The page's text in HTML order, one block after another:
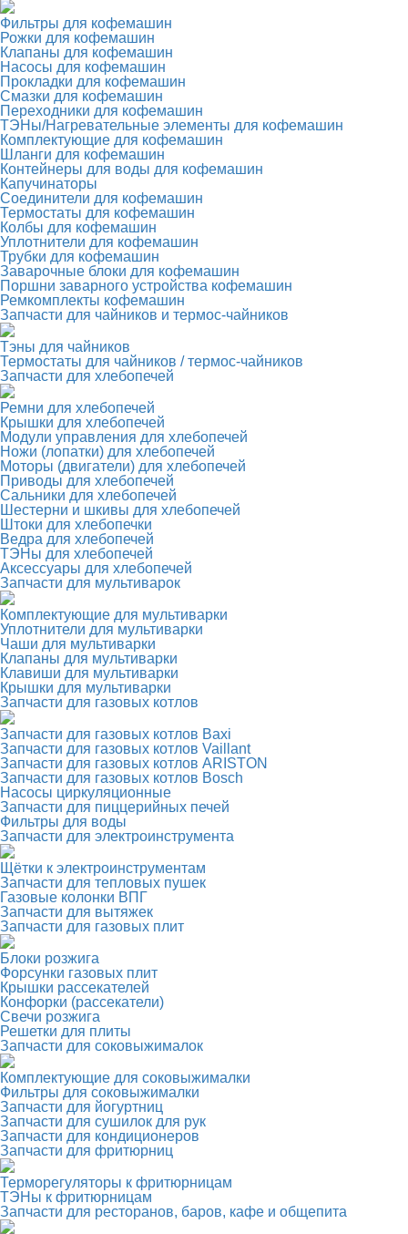
Фильтры для кофемашин
Рожки для кофемашин
Клапаны для кофемашин
Насосы для кофемашин
Прокладки для кофемашин
Смазки для кофемашин
Переходники для кофемашин
ТЭНы/Нагревательные элементы для кофемашин
Комплектующие для кофемашин
Шланги для кофемашин
Контейнеры для воды для кофемашин
Капучинаторы
Соединители для кофемашин
Термостаты для кофемашин
Колбы для кофемашин
Уплотнители для кофемашин
Трубки для кофемашин
Заварочные блоки для кофемашин
Поршни заварного устройства кофемашин
Ремкомплекты кофемашин
Запчасти для чайников и термос-чайников
Тэны для чайников
Термостаты для чайников / термос-чайников
Запчасти для хлебопечей
Ремни для хлебопечей
Крышки для хлебопечей
Модули управления для хлебопечей
Ножи (лопатки) для хлебопечей
Моторы (двигатели) для хлебопечей
Приводы для хлебопечей
Сальники для хлебопечей
Шестерни и шкивы для хлебопечей
Штоки для хлебопечки
Ведра для хлебопечей
ТЭНы для хлебопечей
Аксессуары для хлебопечей
Запчасти для мультиварок
Комплектующие для мультиварки
Уплотнители для мультиварки
Чаши для мультиварки
Клапаны для мультиварки
Клавиши для мультиварки
Крышки для мультиварки
Запчасти для газовых котлов
Запчасти для газовых котлов Baxi
Запчасти для газовых котлов Vaillant
Запчасти для газовых котлов ARISTON
Запчасти для газовых котлов Bosch
Насосы циркуляционные
Запчасти для пиццерийных печей
Фильтры для воды
Запчасти для электроинструмента
Щётки к электроинструментам
Запчасти для тепловых пушек
Газовые колонки ВПГ
Запчасти для вытяжек
Запчасти для газовых плит
Блоки розжига
Форсунки газовых плит
Крышки рассекателей
Конфорки (рассекатели)
Свечи розжига
Решетки для плиты
Запчасти для соковыжималок
Комплектующие для соковыжималки
Фильтры для соковыжималки
Запчасти для йогуртниц
Запчасти для сушилок для рук
Запчасти для кондиционеров
Запчасти для фритюрниц
Терморегуляторы к фритюрницам
ТЭНы к фритюрницам
Запчасти для ресторанов, баров, кафе и общепита